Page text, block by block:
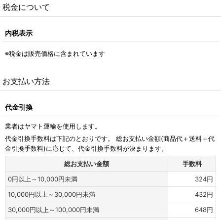
税金について
内税表示
※税金は販売価格に含まれています
お支払い方法
代金引換
業者はヤマト運輸を使用します。
代金引換手数料は下記のとおりです。 総お支払い金額(商品代＋送料＋代
金引換手数料)に応じて、代金引換手数料が決まります。
総お支払い金額
手数料
0円以上～10,000円未満 324円
10,000円以上～30,000円未満 432円
30,000円以上～100,000円未満 648円